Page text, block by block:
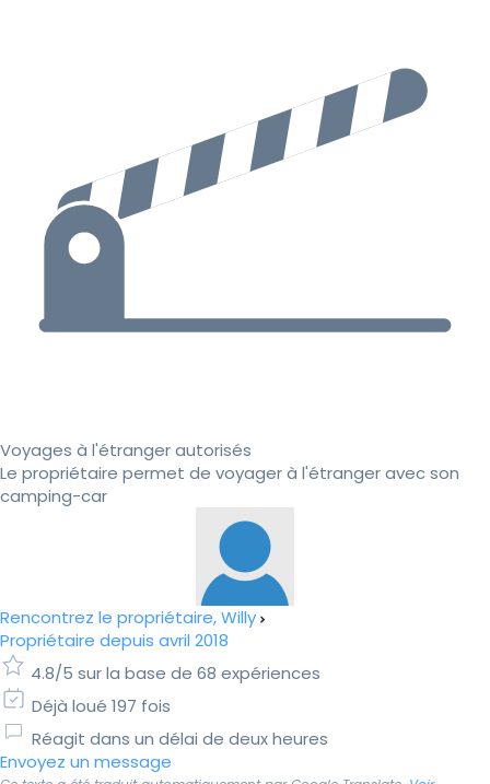
Voyages à l'étranger autorisés
Le propriétaire permet de voyager à l'étranger avec son
camping-car
Rencontrez le propriétaire, Willy
Propriétaire depuis avril 2018
4.8/5 sur la base de 68 expériences
Déjà loué 197 fois
Réagit dans un délai de deux heures
Envoyez un message